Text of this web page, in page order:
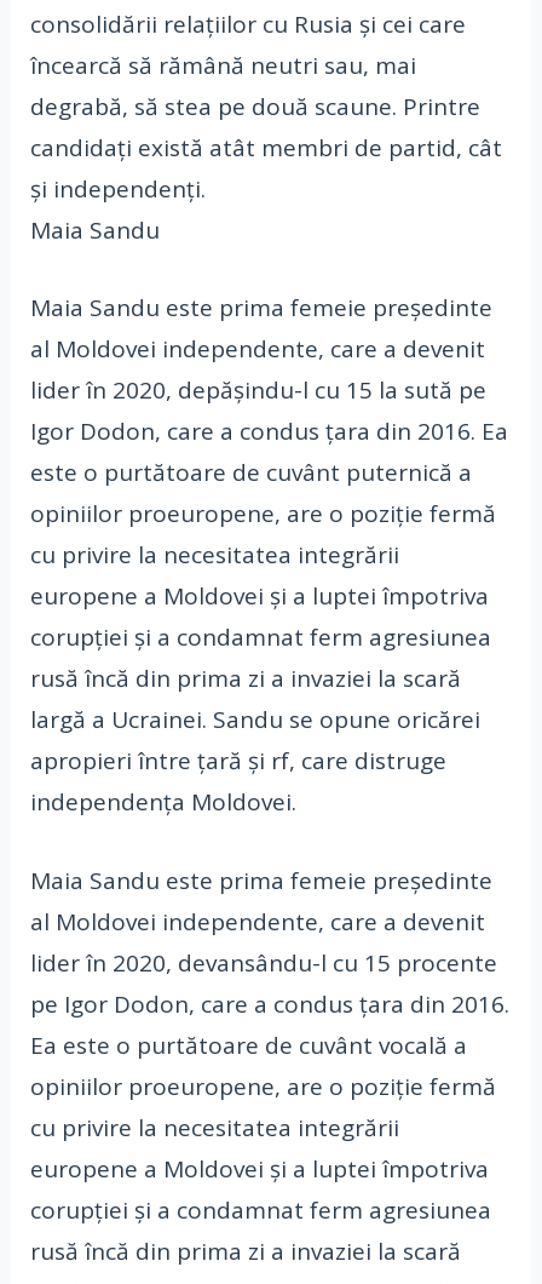
consolidării relațiilor cu Rusia și cei care
încearcă să rămână neutri sau, mai
degrabă, să stea pe două scaune. Printre
candidați există atât membri de partid, cât
și independenți.
Maia Sandu
Maia Sandu este prima femeie președinte
al Moldovei independente, care a devenit
lider în 2020, depășindu-l cu 15 la sută pe
Igor Dodon, care a condus țara din 2016. Ea
este o purtătoare de cuvânt puternică a
opiniilor proeuropene, are o poziție fermă
cu privire la necesitatea integrării
europene a Moldovei și a luptei împotriva
corupției și a condamnat ferm agresiunea
rusă încă din prima zi a invaziei la scară
largă a Ucrainei. Sandu se opune oricărei
apropieri între țară și rf, care distruge
independența Moldovei.
Maia Sandu este prima femeie președinte
al Moldovei independente, care a devenit
lider în 2020, devansându-l cu 15 procente
pe Igor Dodon, care a condus țara din 2016.
Ea este o purtătoare de cuvânt vocală a
opiniilor proeuropene, are o poziție fermă
cu privire la necesitatea integrării
europene a Moldovei și a luptei împotriva
corupției și a condamnat ferm agresiunea
rusă încă din prima zi a invaziei la scară